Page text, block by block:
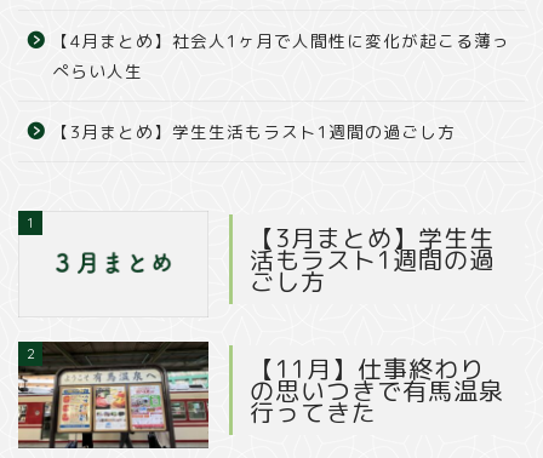
【4月まとめ】社会人1ヶ月で人間性に変化が起こる薄っ
ぺらい人生
【3月まとめ】学生生活もラスト1週間の過ごし方
1 【3月まとめ】学生生
活もラスト1週間の過
ごし方
2 【11月】仕事終わり
の思いつきで有馬温泉
行ってきた